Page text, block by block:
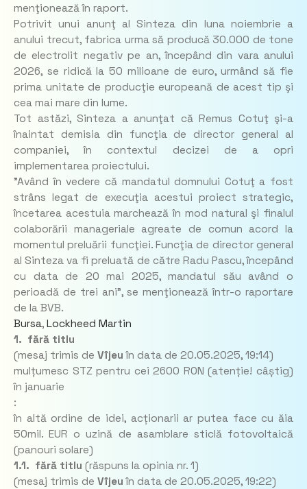
menţionează în raport.
Potrivit unui anunţ al Sinteza din luna noiembrie a
anului trecut, fabrica urma să producă 30.000 de tone
de electrolit negativ pe an, începând din vara anului
2026, se ridică la 50 milioane de euro, urmând să fie
prima unitate de producţie europeană de acest tip şi
cea mai mare din lume.
Tot astăzi, Sinteza a anunţat că Remus Cotuţ şi-a
înaintat demisia din funcţia de director general al
companiei, în contextul decizei de a opri
implementarea proiectului.
"Având în vedere că mandatul domnului Cotuţ a fost
strâns legat de execuţia acestui proiect strategic,
încetarea acestuia marchează în mod natural şi finalul
colaborării manageriale agreate de comun acord la
momentul preluării funcţiei. Funcţia de director general
al Sinteza va fi preluată de către Radu Pascu, începând
cu data de 20 mai 2025, mandatul său având o
perioadă de trei ani", se menţionează într-o raportare
de la BVB.
Bursa, Lockheed Martin
1. fără titlu
(mesaj trimis de Vîjeu în data de 20.05.2025, 19:14)
mulțumesc STZ pentru cei 2600 RON (atenție! câștig)
în januarie
:
în altă ordine de idei, acționarii ar putea face cu ăia
50mil. EUR o uzină de asamblare sticlă fotovoltaică
(panouri solare)
1.1. fără titlu (răspuns la opinia nr. 1)
(mesaj trimis de Vîjeu în data de 20.05.2025, 19:22)